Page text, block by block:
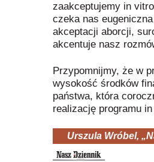
zaakceptujemy in
czeka nas
akceptacji aborcji,
akcentuje nasz
Przypomnijmy, że w
wysokość środków
państwa, która
realizację programu
Urszula Wróbel,